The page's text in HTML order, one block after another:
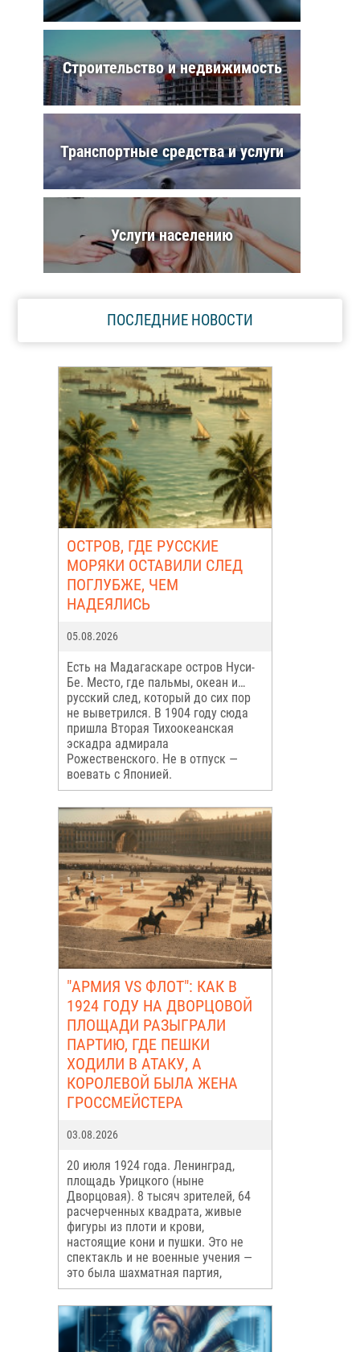
Строительство и недвижимость
Транспортные средства и услуги
Услуги населению
ПОСЛЕДНИЕ НОВОСТИ
ОСТРОВ, ГДЕ РУССКИЕ
МОРЯКИ ОСТАВИЛИ СЛЕД
ПОГЛУБЖЕ, ЧЕМ
НАДЕЯЛИСЬ
05.08.2026
Есть на Мадагаскаре остров Нуси-
Бе. Место, где пальмы, океан и…
русский след, который до сих пор
не выветрился. В 1904 году сюда
пришла Вторая Тихоокеанская
эскадра адмирала
Рожественского. Не в отпуск —
воевать с Японией.
"АРМИЯ VS ФЛОТ": КАК В
1924 ГОДУ НА ДВОРЦОВОЙ
ПЛОЩАДИ РАЗЫГРАЛИ
ПАРТИЮ, ГДЕ ПЕШКИ
ХОДИЛИ В АТАКУ, А
КОРОЛЕВОЙ БЫЛА ЖЕНА
ГРОССМЕЙСТЕРА
03.08.2026
20 июля 1924 года. Ленинград,
площадь Урицкого (ныне
Дворцовая). 8 тысяч зрителей, 64
расчерченных квадрата, живые
фигуры из плоти и крови,
настоящие кони и пушки. Это не
спектакль и не военные учения —
это была шахматная партия,